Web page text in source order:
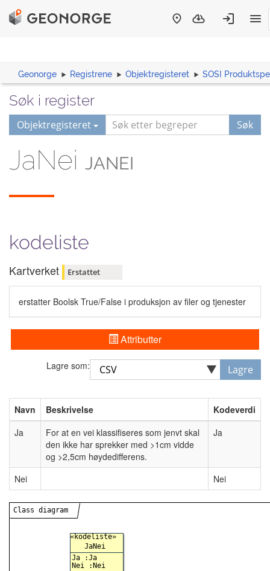
Geonorge Registrene Objektregisteret SOSI
Søk i register
Objektregisteret Søk
JaNei JANEI
kodeliste
Kartverket Erstattet
erstatter Boolsk True/False i produksjon av filer og tjenester
Attributter
Lagre som: Lagre
Navn Beskrivelse
Kodeverdi
Ja
For at en vei klassifiseres som jenvt skal
den ikke har sprekker med >1cm vidde
og >2,5cm høydedifferens.
Ja
Nei Nei